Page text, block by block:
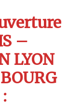
–
LYON